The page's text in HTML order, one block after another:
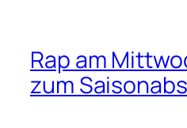
Rap am
zum